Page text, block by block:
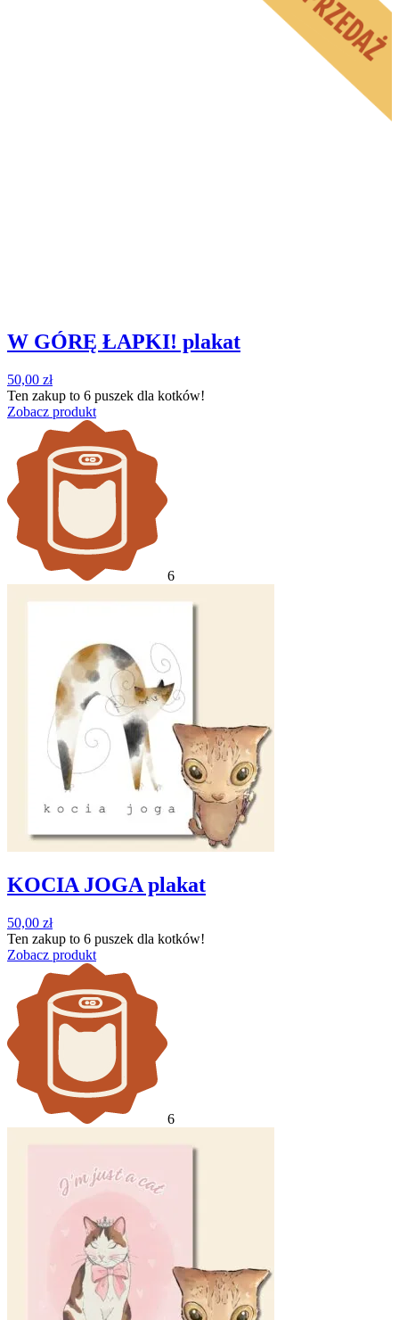
W GÓRĘ ŁAPKI! plakat
50,00 zł
Ten zakup to 6 puszek dla kotków!
Zobacz produkt
6
KOCIA JOGA plakat
50,00 zł
Ten zakup to 6 puszek dla kotków!
Zobacz produkt
6